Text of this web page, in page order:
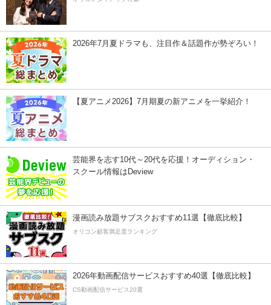
2026年7月夏ドラマも、注目作＆話題作が勢ぞろい！
【夏アニメ2026】7月期夏の新アニメを一挙紹介！
芸能界を志す10代～20代を応援！オーディション・
スクール情報はDeview
漫画読み放題サブスクおすすめ11選【徹底比較】
オリコン顧客満足度ランキング
2026年動画配信サービスおすすめ40選【徹底比較】
CS動画配信サービス20選